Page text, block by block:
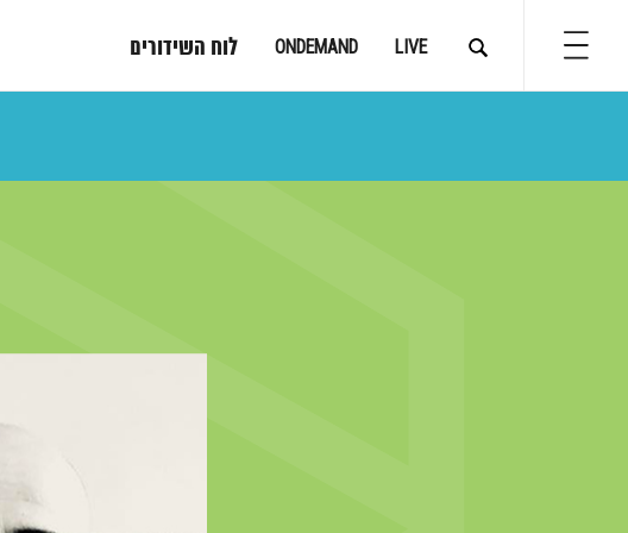
LIVE
ONDEMAND לוח השידורים